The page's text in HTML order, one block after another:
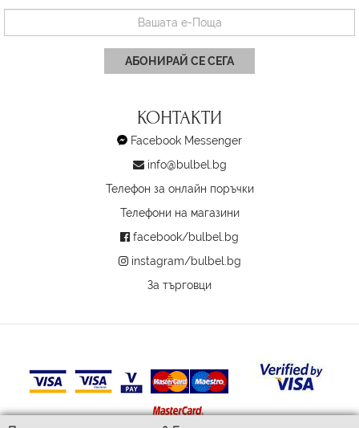
АБОНИРАЙ СЕ СЕГА
КОНТАКТИ
Facebook Messenger
info@bulbel.bg
Телефон за онлайн поръчки
Телефони на магазини
facebook/bulbel.bg
instagram/bulbel.bg
За търговци